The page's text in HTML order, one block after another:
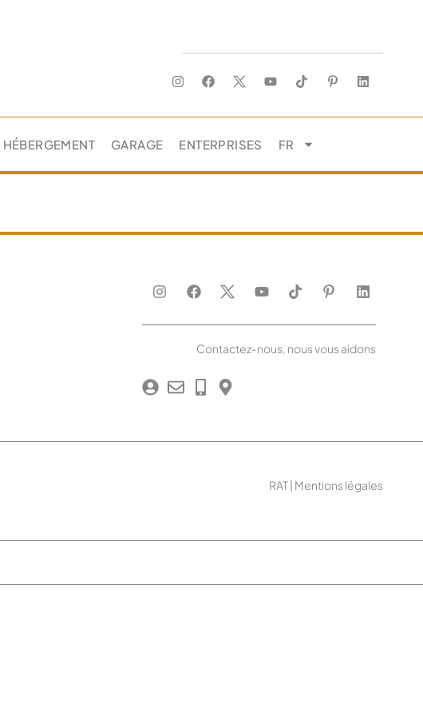
HÉBERGEMENT GARAGE ENTERPRISES FR
Contactez-nous, nous vous aidons
RAT| Mentions légales